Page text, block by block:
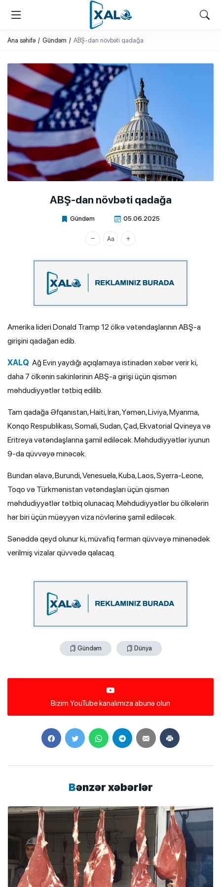
XALQ.ONLINE
ONLAYN PLATFORMA
Ana səhifə Gündəm ABŞ-dan növbəti qadağa
ABŞ-dan növbəti qadağa
Gündəm 05.06.2025
Xalq.Online
Amerika lideri Donald Tramp 12 ölkə vətəndaşlarının ABŞ-a
girişini qadağan edib.
XALQ Ağ Evin yaydığı açıqlamaya istinadən xəbər verir ki,
daha 7 ölkənin sakinlərinin ABŞ-a girişi üçün qismən
məhdudiyyətlər tətbiq edilib.
Tam qadağa Əfqanıstan, Haiti, İran, Yəmən, Liviya, Myanma,
Konqo Respublikası, Somali, Sudan, Çad, Ekvatorial Qvineya və
Eritreya vətəndaşlarına şamil ediləcək. Məhdudiyyətlər iyunun
9-da qüvvəyə minəcək.
Bundan əlavə, Burundi, Venesuela, Kuba, Laos, Syerra-Leone,
Toqo və Türkmənistan vətəndaşları üçün qismən
məhdudiyyətlər tətbiq olunacaq. Məhdudiyyətlər bu ölkələrin
hər biri üçün müəyyən viza növlərinə şamil ediləcək.
Sənəddə qeyd olunur ki, müvafiq fərman qüvvəyə minənədək
verilmiş vizalar qüvvədə qalacaq.
Gündəm Dünya
Bizim YouTube kanalımıza abunə olun
Bənzər xəbərlər